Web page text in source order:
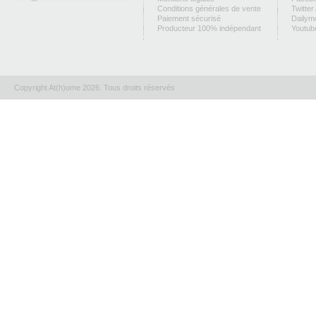
Conditions générales de vente
Paiement sécurisé
Producteur 100% indépendant
Twitter
Copyright At(h)ome 2026. Tous droits réservés